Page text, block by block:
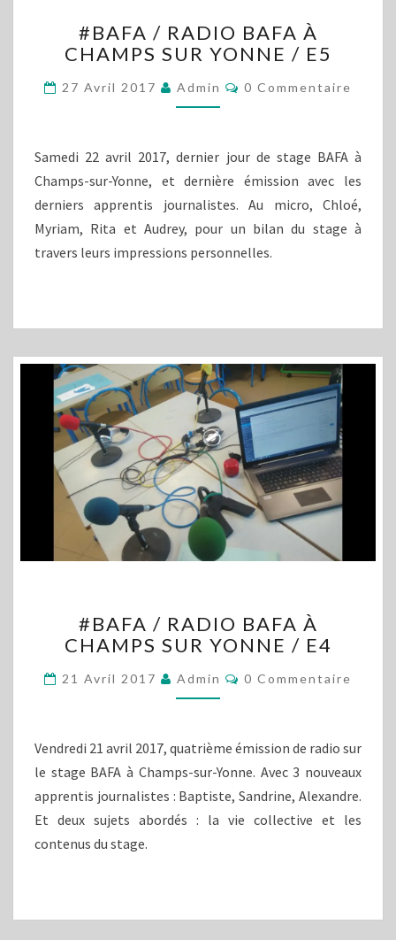
/
RADIO
À
CHAMPS
YONNE
E5
#BAFA / RADIO BAFA À
CHAMPS SUR YONNE / E5
27 Avril 2017 Admin Commentaires
0 Commentaire
Samedi 22 avril 2017, dernier jour de stage BAFA à
Champs-sur-Yonne, et dernière émission avec les
derniers apprentis journalistes. Au micro, Chloé,
Myriam, Rita et Audrey, pour un bilan du stage à
travers leurs impressions personnelles.
/
RADIO
À
CHAMPS
YONNE
E4
#BAFA / RADIO BAFA À
CHAMPS SUR YONNE / E4
21 Avril 2017 Admin Commentaires
0 Commentaire
Vendredi 21 avril 2017, quatrième émission de radio sur
le stage BAFA à Champs-sur-Yonne. Avec 3 nouveaux
apprentis journalistes : Baptiste, Sandrine, Alexandre.
Et deux sujets abordés : la vie collective et les
contenus du stage.